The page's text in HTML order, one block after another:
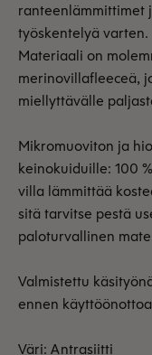
ranteenlämmittimet
työskentelyä
Materiaali on
merinovillafleeceä,
miellyttävälle
Mikromuoviton ja
keinokuiduille: 100
villa lämmittää
sitä tarvitse pestä
paloturvallinen
Valmistettu
ennen
Väri: Antrasiitti